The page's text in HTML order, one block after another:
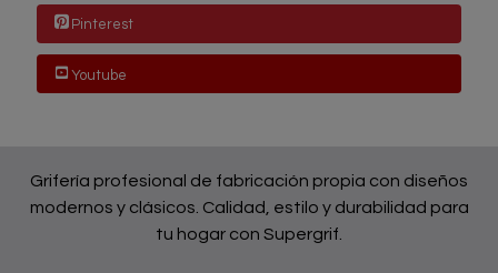
Pinterest
Youtube
Grifería profesional de fabricación propia con diseños
modernos y clásicos. Calidad, estilo y durabilidad para
tu hogar con Supergrif.